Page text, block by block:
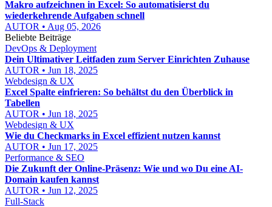
Makro aufzeichnen in Excel: So automatisierst du
wiederkehrende Aufgaben schnell
AUTOR • Aug 05, 2026
Beliebte Beiträge
DevOps & Deployment
Dein Ultimativer Leitfaden zum Server Einrichten Zuhause
AUTOR • Jun 18, 2025
Webdesign & UX
Excel Spalte einfrieren: So behältst du den Überblick in
Tabellen
AUTOR • Jun 18, 2025
Webdesign & UX
Wie du Checkmarks in Excel effizient nutzen kannst
AUTOR • Jun 17, 2025
Performance & SEO
Die Zukunft der Online-Präsenz: Wie und wo Du eine AI-
Domain kaufen kannst
AUTOR • Jun 12, 2025
Full-Stack